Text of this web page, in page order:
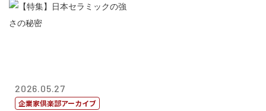
2026.05.27
企業家倶楽部アーカイブ